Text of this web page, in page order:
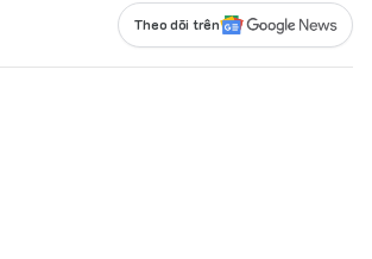
Theo dõi trên